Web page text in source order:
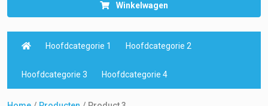
Winkelwagen
Hoofdcategorie 1 Hoofdcategorie 2
Hoofdcategorie 3 Hoofdcategorie 4